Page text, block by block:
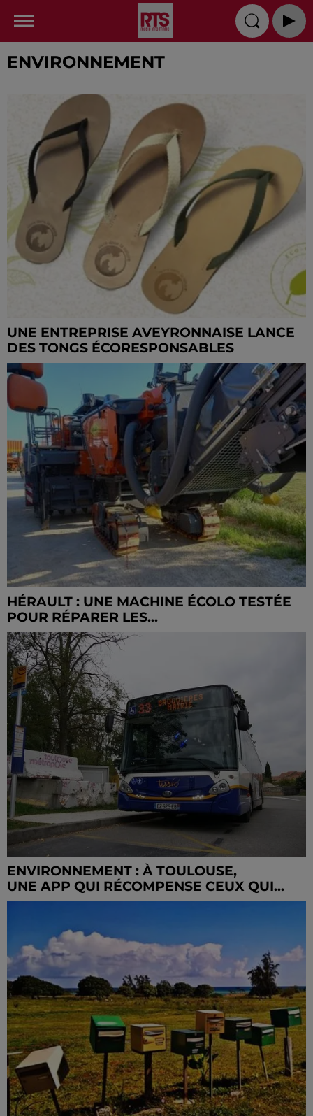
ENVIRONNEMENT
UNE ENTREPRISE AVEYRONNAISE LANCE
DES TONGS ÉCORESPONSABLES
HÉRAULT : UNE MACHINE ÉCOLO TESTÉE
POUR RÉPARER LES...
ENVIRONNEMENT : À TOULOUSE,
UNE APP QUI RÉCOMPENSE CEUX QUI...